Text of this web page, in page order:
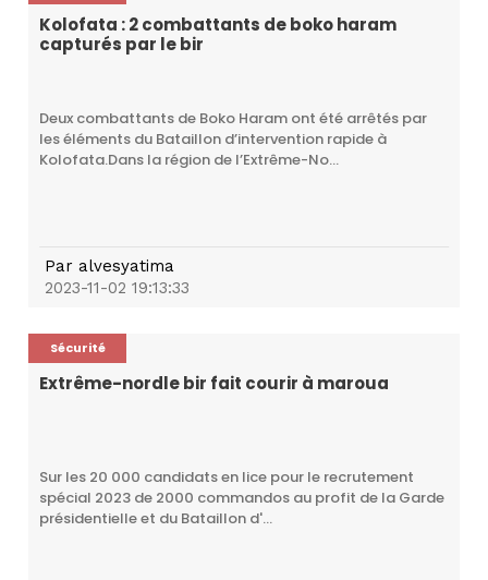
Kolofata : 2 combattants de boko haram
capturés par le bir
Deux combattants de Boko Haram ont été arrêtés par
les éléments du Bataillon d’intervention rapide à
Kolofata.Dans la région de l’Extrême-No...
Paralvesyatima
2023-11-02 19:13:33
Sécurité
Extrême-nordle bir fait courir à maroua
Sur les 20 000 candidats en lice pour le recrutement
spécial 2023 de 2000 commandos au profit de la Garde
présidentielle et du Bataillon d'...